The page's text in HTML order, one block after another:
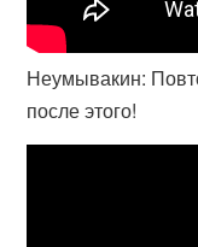
Неумывакин:
после этого!